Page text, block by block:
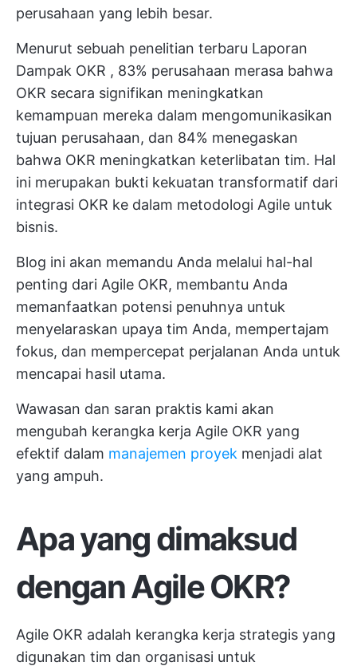
perusahaan yang lebih besar.
Menurut sebuah penelitian terbaru Laporan
Dampak OKR , 83% perusahaan merasa bahwa
OKR secara signifikan meningkatkan
kemampuan mereka dalam mengomunikasikan
tujuan perusahaan, dan 84% menegaskan
bahwa OKR meningkatkan keterlibatan tim. Hal
ini merupakan bukti kekuatan transformatif dari
integrasi OKR ke dalam metodologi Agile untuk
bisnis.
Blog ini akan memandu Anda melalui hal-hal
penting dari Agile OKR, membantu Anda
memanfaatkan potensi penuhnya untuk
menyelaraskan upaya tim Anda, mempertajam
fokus, dan mempercepat perjalanan Anda untuk
mencapai hasil utama.
Wawasan dan saran praktis kami akan
mengubah kerangka kerja Agile OKR yang
efektif dalam manajemen proyek menjadi alat
yang ampuh.
Apa yang dimaksud
dengan Agile OKR?
Agile OKR adalah kerangka kerja strategis yang
digunakan tim dan organisasi untuk